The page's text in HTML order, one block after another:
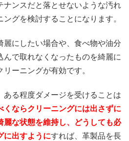
ナンスだと落とせないような汚れ
グを検討することになります。
麗にしたい場合や、食べ物や油分
んで取れなくなったものを綺麗に
ーニングが有効です。
ある程度ダメージを受けることは
くならクリーニングには出さずに
麗な状態を維持し、どうしても必
に出すようにすれば、革製品を長